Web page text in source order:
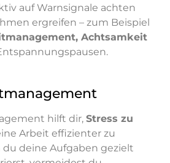
auf Warnsignale achten
ergreifen – zum Beispiel
Achtsamkeit
hilft dir, Stress zu
Arbeit effizienter zu
deine Aufgaben gezielt